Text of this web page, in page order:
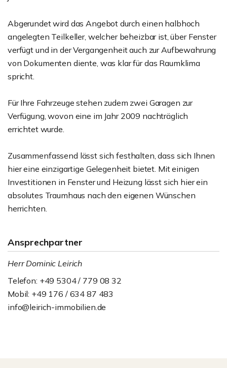
Abgerundet wird das Angebot durch einen halbhoch
angelegten Teilkeller, welcher beheizbar ist, über Fenster
verfügt und in der Vergangenheit auch zur Aufbewahrung
von Dokumenten diente, was klar für das Raumklima
spricht.
Für Ihre Fahrzeuge stehen zudem zwei Garagen zur
Verfügung, wovon eine im Jahr 2009 nachträglich
errichtet wurde.
Zusammenfassend lässt sich festhalten, dass sich Ihnen
hier eine einzigartige Gelegenheit bietet. Mit einigen
Investitionen in Fenster und Heizung lässt sich hier ein
absolutes Traumhaus nach den eigenen Wünschen
herrichten.
Ansprechpartner
Herr Dominic Leirich
Telefon: +49 5304 / 779 08 32
Mobil: +49 176 / 634 87 483
info@leirich-immobilien.de